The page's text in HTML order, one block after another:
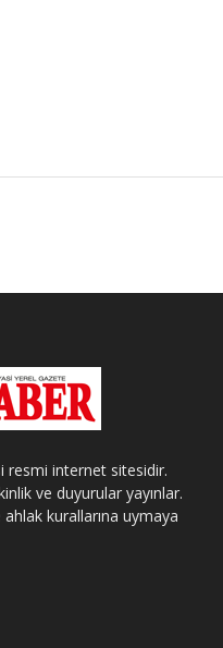
resmi internet sitesidir.
ve duyurular yayınlar.
kurallarına uymaya